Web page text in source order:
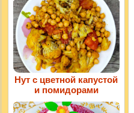
Нут с цветной капустой
и помидорами